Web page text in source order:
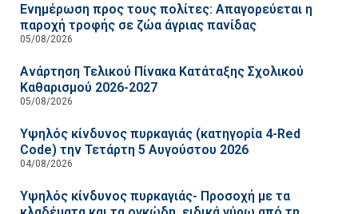
Ενημέρωση προς τους πολίτες: Απαγορεύεται η
παροχή τροφής σε ζώα άγριας πανίδας
05/08/2026
Ανάρτηση Τελικού Πίνακα Κατάταξης Σχολικού
Καθαρισμού 2026-2027
05/08/2026
Υψηλός κίνδυνος πυρκαγιάς (κατηγορία 4-Red
Code) την Τετάρτη 5 Αυγούστου 2026
04/08/2026
Υψηλός κίνδυνος πυρκαγιάς- Προσοχή με τα